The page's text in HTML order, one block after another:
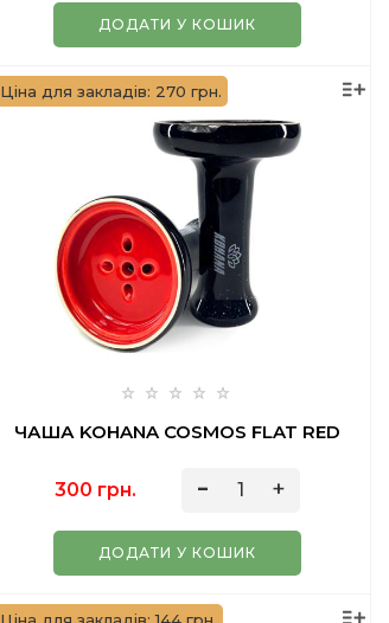
ДОДАТИ У КОШИК
Ціна для закладів: 270 грн.
ЧАША KOHANA COSMOS FLAT RED
300 грн.
ДОДАТИ У КОШИК